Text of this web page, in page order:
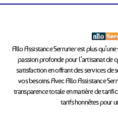
Allo Assistance Serrurier est plus
passion profonde pour l’artisanat de
satisfaction en offrant des services de
vos besoins. Avec Allo Assistance
transparence totale en matière de
tarifs honnêtes pour